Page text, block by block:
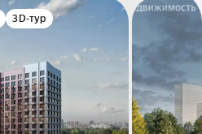
3D-тур